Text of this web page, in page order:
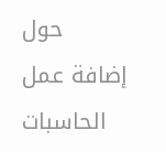
حول
إضافة عمل
الحاسبات